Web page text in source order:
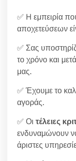
✅ H εμπειρία
αποχετεύσεων
✅ Σας
το χρόνο και
μας.
✅ Έχουμε το
αγοράς.
✅ Οι τέλειες
ενδυναμώνουν
άριστες